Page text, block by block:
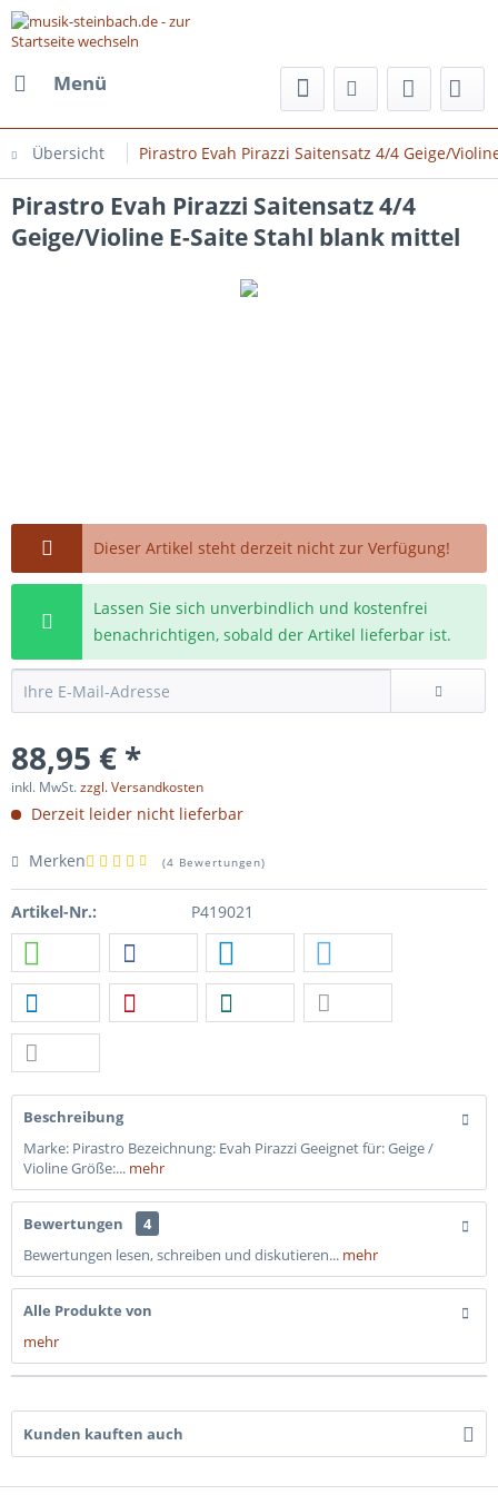
Menü
Übersicht Pirastro Evah Pirazzi Saitensatz 4/4 Geige/
Pirastro Evah Pirazzi Saitensatz 4/4
Geige/Violine E-Saite Stahl blank mittel
Dieser Artikel steht derzeit nicht zur Verfügung!
Lassen Sie sich unverbindlich und kostenfrei
benachrichtigen, sobald der Artikel lieferbar ist.
88,95 € *
inkl. MwSt.zzgl. Versandkosten
Derzeit leider nicht lieferbar
Merken (4 Bewertungen)
Artikel-Nr.: P419021
Beschreibung
Marke: Pirastro Bezeichnung: Evah Pirazzi Geeignet für: Geige /
Violine Größe:... mehr
Bewertungen
4
Bewertungen lesen, schreiben und diskutieren... mehr
Alle Produkte von
mehr
Kunden kauften auch